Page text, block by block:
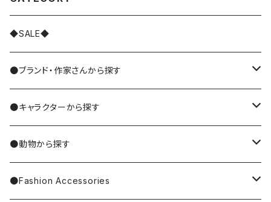
◆SALE◆
●ブランド・作家さんから探す
MIYUKI MATSUO/松尾ミユキ
Nathalie Lete
Miyagi Chika/みやぎちか
●キャラクターから探す
Krtek／もぐらのクルテク
PUPPET SUNSUN／パペットスンスン
●動物から探す
cat／猫
●Fashion Accessories